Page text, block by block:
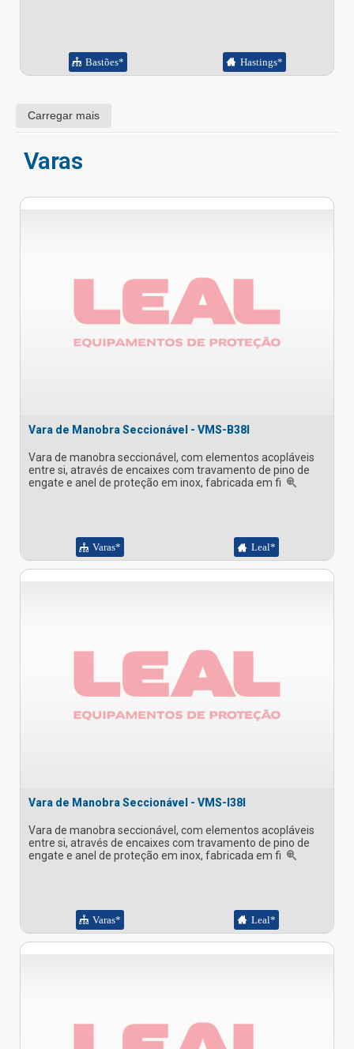
Bastões* Hastings*
Carregar mais
Varas
Vara de Manobra Seccionável - VMS-B38I
Vara de manobra seccionável, com elementos acopláveis
entre si, através de encaixes com travamento de pino de
engate e anel de proteção em inox, fabricada em fi
Varas* Leal*
Vara de Manobra Seccionável - VMS-I38I
Vara de manobra seccionável, com elementos acopláveis
entre si, através de encaixes com travamento de pino de
engate e anel de proteção em inox, fabricada em fi
Varas* Leal*